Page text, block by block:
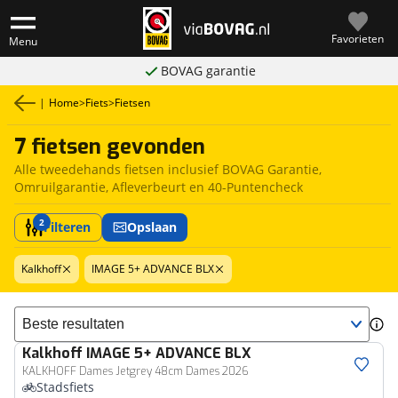
Menu Favorieten
BOVAG garantie
| Home>Fiets>Fietsen
7 fietsen gevonden
Alle tweedehands fietsen inclusief BOVAG Garantie,
Omruilgarantie, Afleverbeurt en 40-Puntencheck
2Filteren Opslaan
Kalkhoff IMAGE 5+ ADVANCE BLX
Sorteer resultaten
Kalkhoff IMAGE 5+ ADVANCE BLX
KALKHOFF Dames Jetgrey 48cm Dames 2026
Stadsfiets